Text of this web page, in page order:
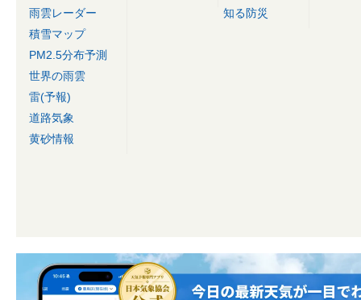
雨雲レーダー
積雪マップ
PM2.5分布予測
世界の雨雲
雷(予報)
道路気象
黄砂情報
知る防災